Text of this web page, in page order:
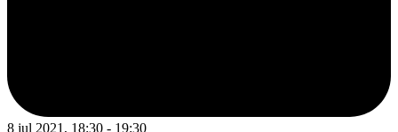
8 jul 2021, 18:30 - 19:30